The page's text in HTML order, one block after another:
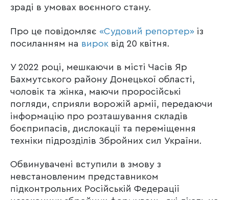
зраді в умовах воєнного стану.
Про це повідомляє «Судовий репортер» із
посиланням на вирок від 20 квітня.
У 2022 році, мешкаючи в місті Часів Яр
Бахмутського району Донецької області,
чоловік та жінка, маючи проросійські
погляди, сприяли ворожій армії, передаючи
інформацію про розташування складів
боєприпасів, дислокації та переміщення
техніки підрозділів Збройних сил України.
Обвинувачені вступили в змову з
невстановленим представником
підконтрольних Російській Федерації